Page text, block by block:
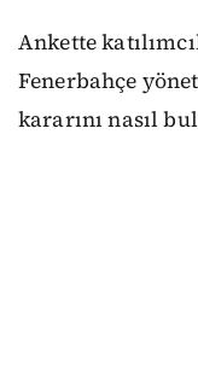
Ankette
Fenerbahçe
kararını nasıl